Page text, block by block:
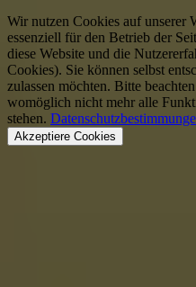
Wir nutzen Cookies auf unserer
essenziell für den Betrieb der
diese Website und die
Cookies). Sie können selbst
zulassen möchten. Bitte
womöglich nicht mehr alle
stehen.
Akzeptiere Cookies